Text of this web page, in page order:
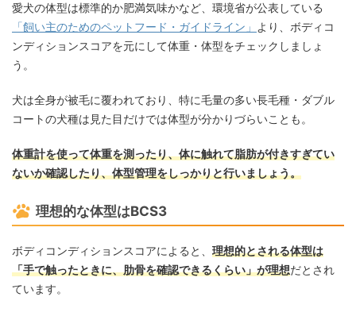
愛犬の体型は標準的か肥満気味かなど、環境省が公表している
「飼い主のためのペットフード・ガイドライン」 より、ボディコ
ンディションスコアを元にして体重・体型をチェックしましょ
う。
犬は全身が被毛に覆われており、特に毛量の多い長毛種・ダブル
コートの犬種は見た目だけでは体型が分かりづらいことも。
体重計を使って体重を測ったり、体に触れて脂肪が付きすぎてい
ないか確認したり、体型管理をしっかりと行いましょう。
理想的な体型はBCS3
ボディコンディションスコアによると、 理想的とされる体型は
「手で触ったときに、肋骨を確認できるくらい」が理想だとされ
ています。